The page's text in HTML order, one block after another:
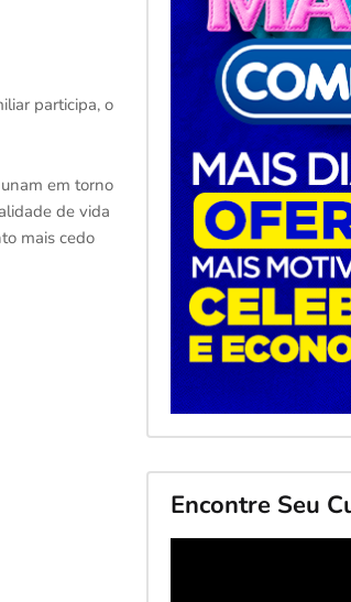
participa, o
em torno
de vida
mais cedo
Encontre Seu